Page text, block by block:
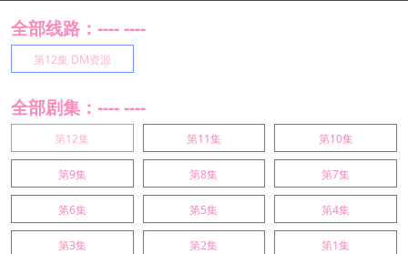
全部线路：---- ----
第12集 DM资源
全部剧集：---- ----
第12集 第11集 第10集
第9集 第8集 第7集
第6集 第5集 第4集
第3集 第2集 第1集